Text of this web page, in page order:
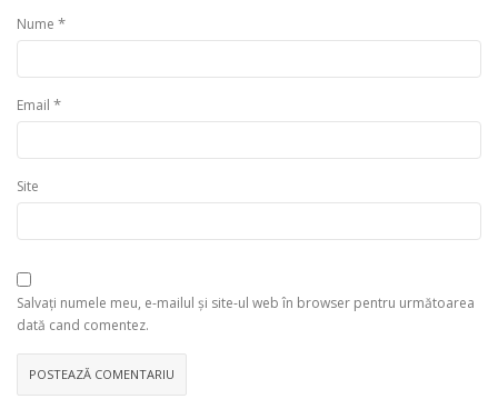
Nume *
Email *
Site
Salvați numele meu, e-mailul și site-ul web în browser pentru următoarea
dată cand comentez.